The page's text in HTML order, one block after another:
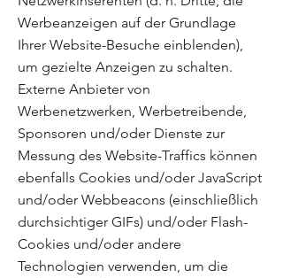
Werbeanzeigen auf der Grundlage
Ihrer Website-Besuche einblenden),
um gezielte Anzeigen zu schalten.
Externe Anbieter von
Werbenetzwerken, Werbetreibende,
Sponsoren und/oder Dienste zur
Messung des Website-Traffics können
ebenfalls Cookies und/oder JavaScript
und/oder Webbeacons (einschließlich
durchsichtiger GIFs) und/oder Flash-
Cookies und/oder andere
Technologien verwenden, um die